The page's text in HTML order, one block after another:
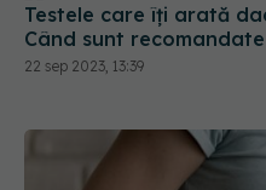
Testele care îți arată
Când sunt recomandate
22 sep 2023, 13:39